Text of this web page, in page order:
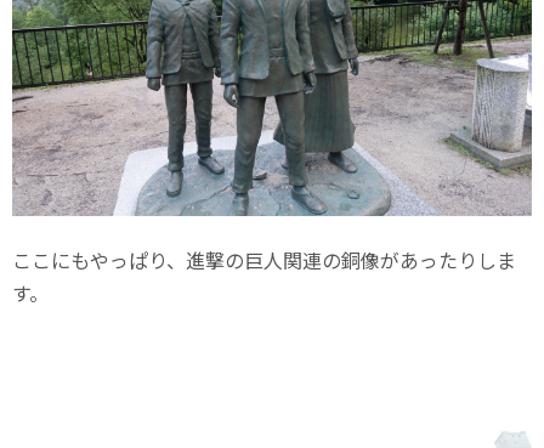
ここにもやっぱり、進撃の巨人関連の銅像があったりしま
す。